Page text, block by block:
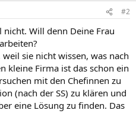
#2
Will denn Deine Frau
sie nicht wissen, was nach
kleine Firma ist das schon ein
mit den Chefinnen zu
(nach der SS) zu klären und
eine Lösung zu finden. Das